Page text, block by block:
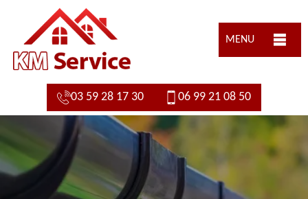
MENU
03 59 28 17 30 06 99 21 08 50